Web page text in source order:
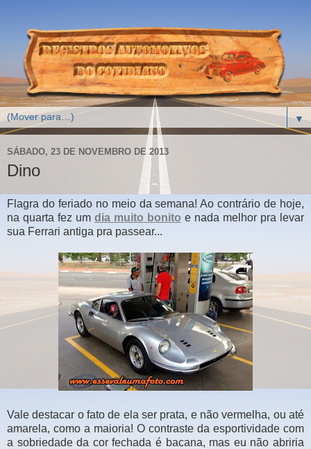
▼
SÁBADO, 23 DE NOVEMBRO DE 2013
Dino
Flagra do feriado no meio da semana! Ao contrário de hoje,
na quarta fez um dia muito bonito e nada melhor pra levar
sua Ferrari antiga pra passear...
Vale destacar o fato de ela ser prata, e não vermelha, ou até
amarela, como a maioria! O contraste da esportividade com
a sobriedade da cor fechada é bacana, mas eu não abriria